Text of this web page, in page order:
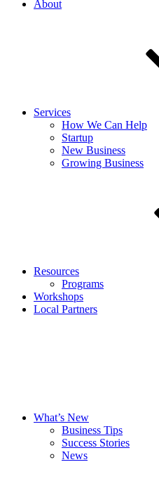
About
Services
How We Can Help
Startup
New Business
Growing Business
Resources
Programs
Workshops
Local Partners
What’s New
Business Tips
Success Stories
News